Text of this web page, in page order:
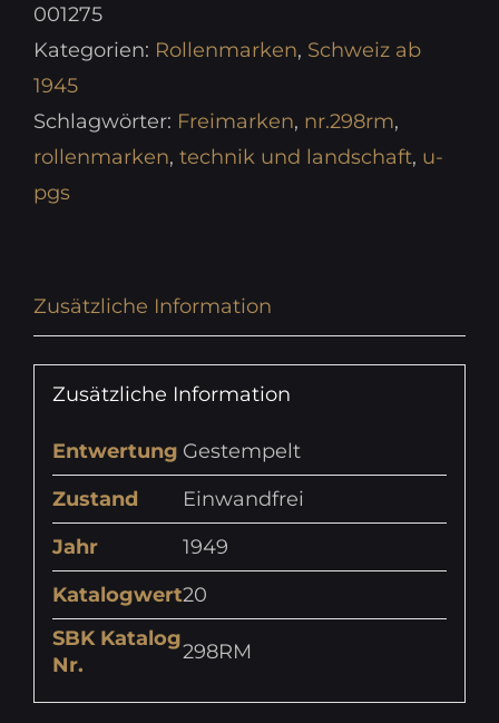
001275
Kategorien: Rollenmarken, Schweiz ab
1945
Schlagwörter: Freimarken, nr.298rm,
rollenmarken, technik und landschaft, u-
pgs
Zusätzliche Information
Zusätzliche Information
Entwertung Gestempelt
Zustand
Einwandfrei
Jahr
1949
Katalogwert20
SBK Katalog
Nr.
298RM